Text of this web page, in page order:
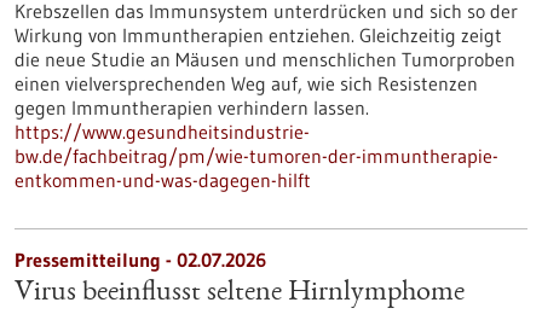
Krebszellen das Immunsystem unterdrücken und sich so der
Wirkung von Immuntherapien entziehen. Gleichzeitig zeigt
die neue Studie an Mäusen und menschlichen Tumorproben
einen vielversprechenden Weg auf, wie sich Resistenzen
gegen Immuntherapien verhindern lassen.
https://www.gesundheitsindustrie-
bw.de/fachbeitrag/pm/wie-tumoren-der-immuntherapie-
entkommen-und-was-dagegen-hilft
Pressemitteilung - 02.07.2026
Virus beeinflusst seltene Hirnlymphome